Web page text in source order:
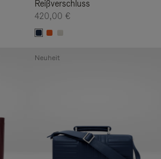
Reißverschluss
420,00 €
Neuheit